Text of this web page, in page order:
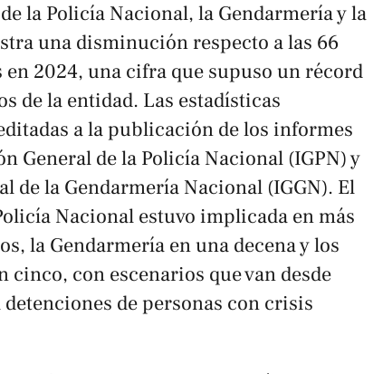
la Policía Nacional, la Gendarmería y la
una disminución respecto a las 66
2024, una cifra que supuso un récord
de la entidad. Las estadísticas
a la publicación de los informes
General de la Policía Nacional (IGPN) y
de la Gendarmería Nacional (IGGN). El
Nacional estuvo implicada en más
la Gendarmería en una decena y los
con escenarios que van desde
de personas con crisis